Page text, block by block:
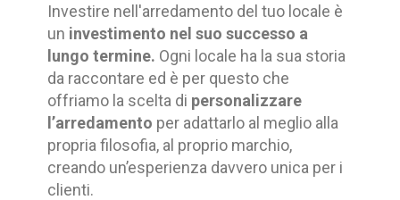
Investire nell'arredamento del tuo locale è
un investimento nel suo successo a
lungo termine. Ogni locale ha la sua storia
da raccontare ed è per questo che
offriamo la scelta di personalizzare
l’arredamento per adattarlo al meglio alla
propria filosofia, al proprio marchio,
creando un’esperienza davvero unica per i
clienti.